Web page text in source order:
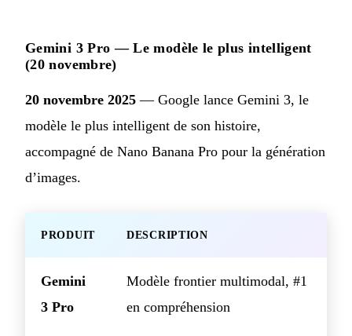
Gemini 3 Pro — Le modèle le plus intelligent
(20 novembre)
20 novembre 2025 — Google lance Gemini 3, le
modèle le plus intelligent de son histoire,
accompagné de Nano Banana Pro pour la génération
d’images.
PRODUIT DESCRIPTION
Gemini
3 Pro
Modèle frontier multimodal, #1
en compréhension